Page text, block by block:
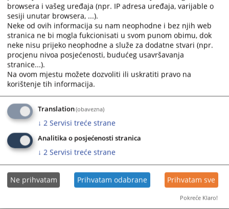
Prateći dokumenti
Zakon o ravnopravnosti spolova u BiH
browsera i vašeg uređaja (npr. IP adresa uređaja, varijable o
sesiji unutar browsera, ...).
Neke od ovih informacija su nam neophodne i bez njih web
stranica ne bi mogla fukcionisati u svom punom obimu, dok
neke nisu prijeko neophodne a služe za dodatne stvari (npr.
procjenu nivoa posjećenosti, budućeg usavršavanja
stranice...).
Na ovom mjestu možete dozvoliti ili uskratiti pravo na
korištenje tih informacija.
Translation(obavezna)
↓ 2 Servisi treće strane
Analitika o posjećenosti stranica
↓ 2 Servisi treće strane
Ne prihvatam Prihvatam odabrane Prihvatam sve
Pokreće Klaro!